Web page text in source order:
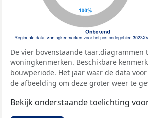
De vier bovenstaande
woningkenmerken. Beschikbare
bouwperiode. Het jaar waar de data
de afbeelding om deze groter weer te
Bekijk onderstaande toelichting